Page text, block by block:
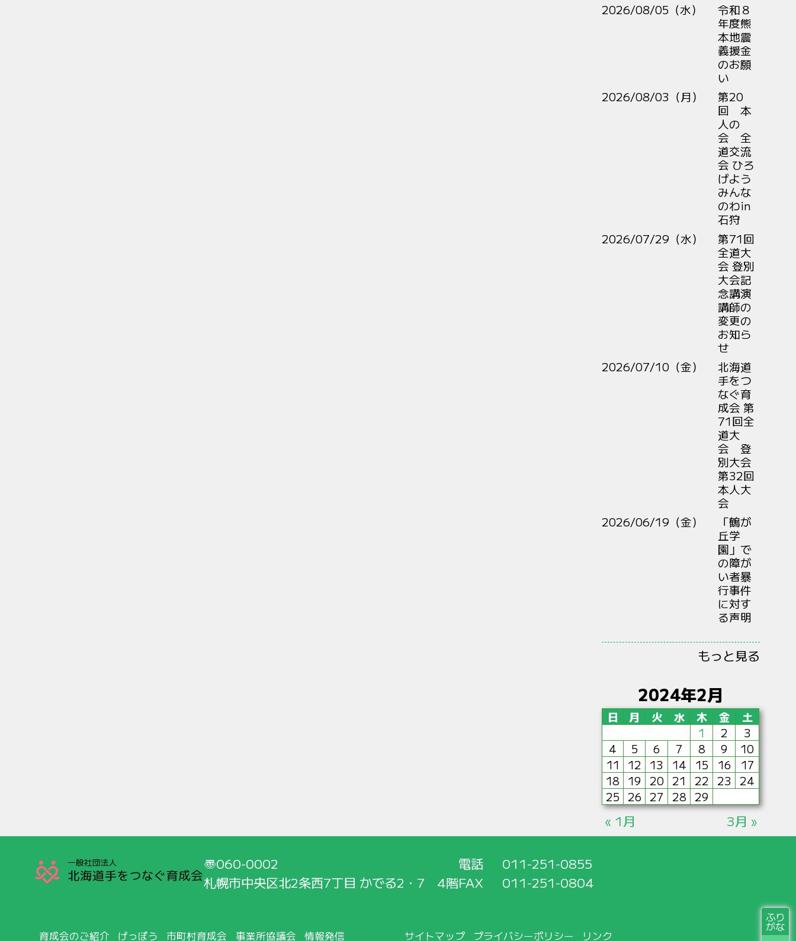
2026/08/05（水）
令和８
年度熊
本地震
義援金
のお願
い
2026/08/03（月）
第20
回 本
人の
会 全
道交流
会 ひろ
げよう
みんな
のわin
石狩
2026/07/29（水）
第71回
全道大
会 登別
大会記
念講演
講師の
変更の
お知ら
せ
2026/07/10（金）
北海道
手をつ
なぐ育
成会 第
71回全
道大
会 登
別大会
第32回
本人大
会
2026/06/19（金）
「鶴が
丘学
園」で
の障が
い者暴
行事件
に対す
る声明
もっと見る
2024年2月
日 月 火 水 木 金
土
1
2
3
4
5 6 7 8 9
10
11
12 13 14 15 16
17
18
19 20 21 22 23
24
25 26 27 28 29
« 1月 3月 »
060-0002
札幌市中央区北2条西7丁目 かでる2・7 4階
電話
011-251-0855
FAX
011-251-0804
育成会のご紹介 げっぽう 市町村育成会 事業所協議会 情報発信 サイトマップ プライバシーポリシー リンク
ふり
がな